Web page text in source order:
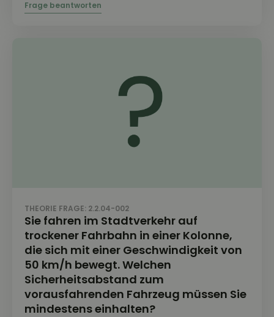
THEORIE FRAGE: 2.2.04-002
Sie fahren im Stadtverkehr auf
trockener Fahrbahn in einer Kolonne,
die sich mit einer Geschwindigkeit von
50 km/h bewegt. Welchen
Sicherheitsabstand zum
vorausfahrenden Fahrzeug müssen Sie
mindestens einhalten?